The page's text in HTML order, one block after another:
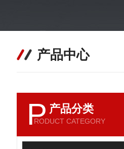
产品中心
P 产品分类
RODUCT CATEGORY